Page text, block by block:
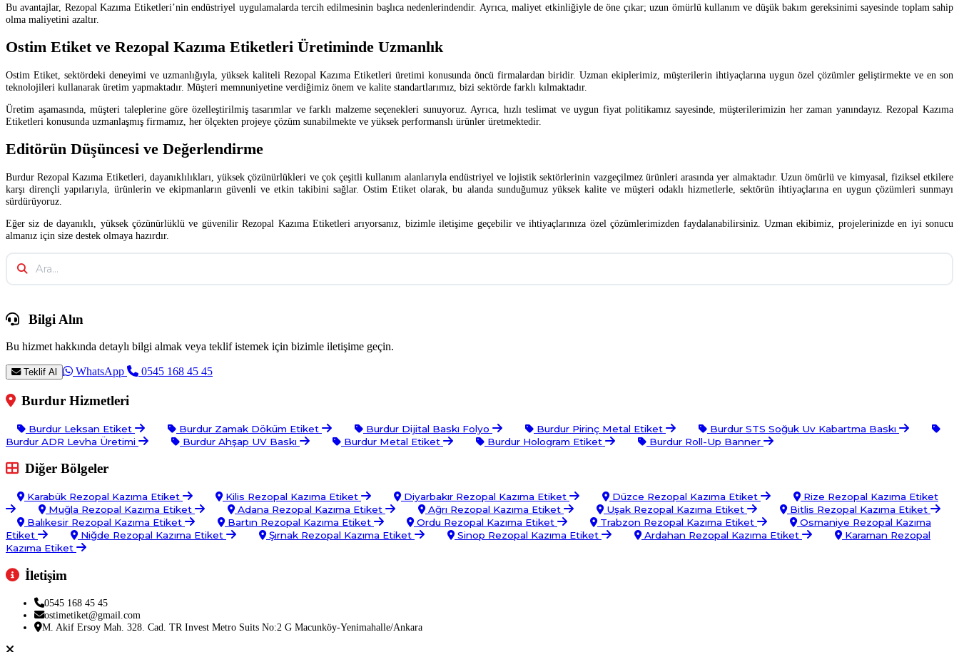
Bu avantajlar, Rezopal Kazıma Etiketleri’nin endüstriyel uygulamalarda tercih edilmesinin başlıca nedenlerindendir. Ayrıca, maliyet etkinliğiyle de öne çıkar; uzun ömürlü kullanım ve düşük bakım gereksinimi sayesinde toplam sahip
olma maliyetini azaltır.
Ostim Etiket ve Rezopal Kazıma Etiketleri Üretiminde Uzmanlık
Ostim Etiket, sektördeki deneyimi ve uzmanlığıyla, yüksek kaliteli Rezopal Kazıma Etiketleri üretimi konusunda öncü firmalardan biridir. Uzman ekiplerimiz, müşterilerin ihtiyaçlarına uygun özel çözümler geliştirmekte ve en son
teknolojileri kullanarak üretim yapmaktadır. Müşteri memnuniyetine verdiğimiz önem ve kalite standartlarımız, bizi sektörde farklı kılmaktadır.
Üretim aşamasında, müşteri taleplerine göre özelleştirilmiş tasarımlar ve farklı malzeme seçenekleri sunuyoruz. Ayrıca, hızlı teslimat ve uygun fiyat politikamız sayesinde, müşterilerimizin her zaman yanındayız. Rezopal Kazıma
Etiketleri konusunda uzmanlaşmış firmamız, her ölçekten projeye çözüm sunabilmekte ve yüksek performanslı ürünler üretmektedir.
Editörün Düşüncesi ve Değerlendirme
Burdur Rezopal Kazıma Etiketleri, dayanıklılıkları, yüksek çözünürlükleri ve çok çeşitli kullanım alanlarıyla endüstriyel ve lojistik sektörlerinin vazgeçilmez ürünleri arasında yer almaktadır. Uzun ömürlü ve kimyasal, fiziksel etkilere
karşı dirençli yapılarıyla, ürünlerin ve ekipmanların güvenli ve etkin takibini sağlar. Ostim Etiket olarak, bu alanda sunduğumuz yüksek kalite ve müşteri odaklı hizmetlerle, sektörün ihtiyaçlarına en uygun çözümleri sunmayı
sürdürüyoruz.
Eğer siz de dayanıklı, yüksek çözünürlüklü ve güvenilir Rezopal Kazıma Etiketleri arıyorsanız, bizimle iletişime geçebilir ve ihtiyaçlarınıza özel çözümlerimizden faydalanabilirsiniz. Uzman ekibimiz, projelerinizde en iyi sonucu
almanız için size destek olmaya hazırdır.
Bilgi Alın
Bu hizmet hakkında detaylı bilgi almak veya teklif istemek için bizimle iletişime geçin.
Teklif Al WhatsApp 0545 168 45 45
Burdur Hizmetleri
Burdur Leksan Etiket Burdur Zamak Döküm Etiket Burdur Dijital Baskı Folyo Burdur Pirinç Metal Etiket
Burdur STS Soğuk Uv Kabartma Baskı
Burdur ADR Levha Üretimi
Burdur Ahşap UV Baskı Burdur Metal Etiket Burdur Hologram Etiket Burdur Roll-Up Banner
Diğer Bölgeler
Karabük Rezopal Kazıma Etiket Kilis Rezopal Kazıma Etiket Diyarbakır Rezopal Kazıma Etiket Düzce Rezopal Kazıma Etiket
Rize Rezopal Kazıma Etiket
Muğla Rezopal Kazıma Etiket
Adana Rezopal Kazıma Etiket Ağrı Rezopal Kazıma Etiket Uşak Rezopal Kazıma Etiket
Bitlis Rezopal Kazıma Etiket
Balıkesir Rezopal Kazıma Etiket
Bartın Rezopal Kazıma Etiket Ordu Rezopal Kazıma Etiket Trabzon Rezopal Kazıma Etiket
Osmaniye Rezopal Kazıma
Etiket
Niğde Rezopal Kazıma Etiket Şırnak Rezopal Kazıma Etiket Sinop Rezopal Kazıma Etiket Ardahan Rezopal Kazıma Etiket
Karaman Rezopal
Kazıma Etiket
İletişim
0545 168 45 45
ostimetiket@gmail.com
M. Akif Ersoy Mah. 328. Cad. TR Invest Metro Suits No:2 G Macunköy-Yenimahalle/Ankara